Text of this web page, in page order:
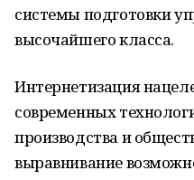
системы подготовки
высочайшего класса.
Интернетизация
современных
производства и
выравнивание